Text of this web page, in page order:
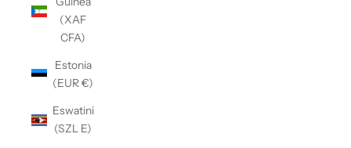
(XAF
CFA)
Estonia
(EUR €)
Eswatini
(SZL E)